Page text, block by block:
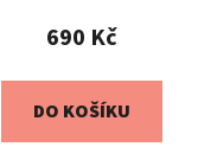
690 Kč
DO KOŠÍKU